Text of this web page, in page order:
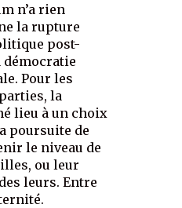
n’a rien
la rupture
post-
démocratie
Pour les
la
lieu à un choix
poursuite de
le niveau de
ou leur
leurs. Entre